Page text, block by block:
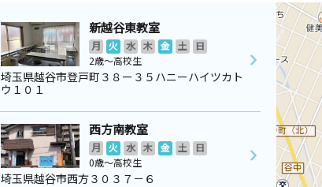
新越谷東教室
月 火 水 木 金 土
日
2歳～高校生
埼玉県越谷市登戸町３８ー３５ハニーハイツカト
ウ１０１
西方南教室
月 火 水 木 金 土
日
0歳～高校生
埼玉県越谷市西方３０３７－６